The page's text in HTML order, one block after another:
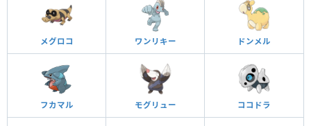
メグロコ ワンリキー ドンメル
フカマル モグリュー ココドラ